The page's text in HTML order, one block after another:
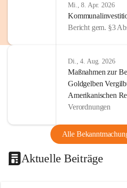
Mi., 8. Apr. 2026
Bericht gem. §3
Di., 4. Aug. 2026
Maßnahmen zur
Goldgelben
Amerikanischen
Verordnungen
Alle
Aktuelle Beiträge